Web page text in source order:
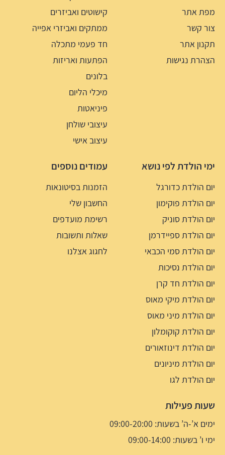
מפת אתר
צור קשר
תקנון אתר
הצהרת נגישות
קישוטים ואביזרים
ממתקים ואביזרי אפייה
חד פעמי מתכלה
הפתעות ואריזות
בלונים
מיכלי הליום
פיניאטות
עיצובי שולחן
עיצוב אישי
ימי הולדת לפי נושא
יום הולדת כדורגל
יום הולדת פוקימון
יום הולדת סוניק
יום הולדת ספיידרמן
יום הולדת סמי הכבאי
יום הולדת נסיכות
יום הולדת חד קרן
יום הולדת מיקי מאוס
יום הולדת מיני מאוס
יום הולדת קוקומלון
יום הולדת דינוזאורים
יום הולדת מיניונים
יום הולדת לגו
עמודים נוספים
הזמנות בסיטונאות
החשבון שלי
רשימת מועדפים
שאלות ותשובות
לחגוג אצלנו
שעות פעילות
ימים א’-ה’ בשעות: 09:00-20:00
ימי ו’ בשעות: 09:00-14:00